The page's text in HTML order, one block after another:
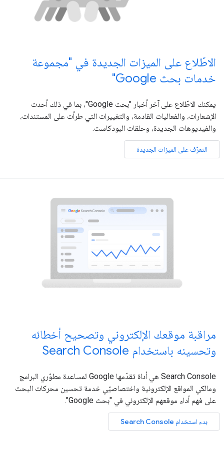
الاطّلاع على الميزات الجديدة في "مجموعة
خدمات بحث Google"
يمكنك الاطّلاع على آخر أخبار "بحث Google"، بما في ذلك أحدث
الإشعارات، والفعاليات القادمة، والتغييرات التي طرأت على المستندات،
والفيديوهات الجديدة، وحلقات البودكاست.
التعرّف على الميزات الجديدة
مراقبة موقعك الإلكتروني وتصحيح أخطائه
وتحسينه باستخدام Search Console
Search Console هي أداة تقدّمها Google لمساعدة مطوّري البرامج
ومالكي المواقع الإلكترونية واختصاصيّي خدمة تحسين محركات البحث
على فهم أداء موقعهم الإلكتروني في "بحث Google".
بدء استخدام Search Console